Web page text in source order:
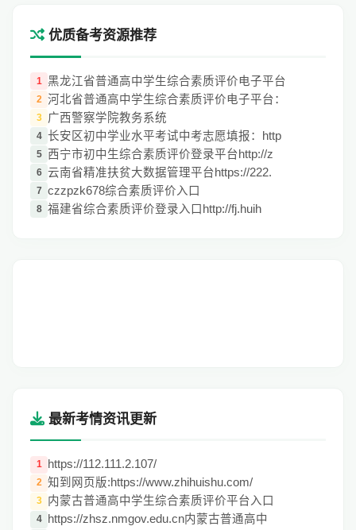
优质备考资源推荐
1 黑龙江省普通高中学生综合素质评价电子平台
2 河北省普通高中学生综合素质评价电子平台：
3 广西警察学院教务系统
4 长安区初中学业水平考试中考志愿填报：http
5 西宁市初中生综合素质评价登录平台http://z
6 云南省精准扶贫大数据管理平台https://222.
7 czzpzk678综合素质评价入口
8 福建省综合素质评价登录入口http://fj.huih
最新考情资讯更新
1 https://112.111.2.107/
2 知到网页版:https://www.zhihuishu.com/
3 内蒙古普通高中学生综合素质评价平台入口
4 https://zhsz.nmgov.edu.cn内蒙古普通高中